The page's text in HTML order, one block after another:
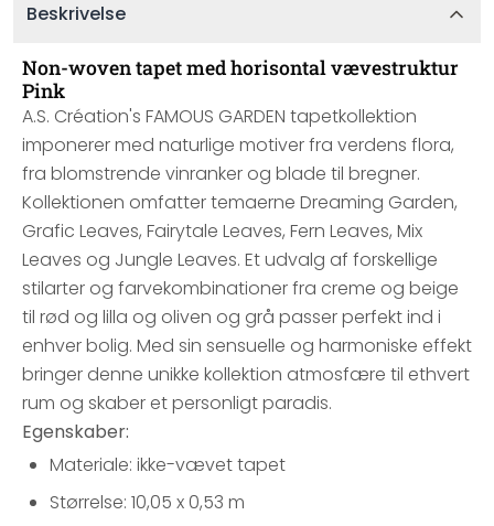
Beskrivelse
Non-woven tapet med horisontal vævestruktur
Pink
A.S. Création's FAMOUS GARDEN tapetkollektion
imponerer med naturlige motiver fra verdens flora,
fra blomstrende vinranker og blade til bregner.
Kollektionen omfatter temaerne Dreaming Garden,
Grafic Leaves, Fairytale Leaves, Fern Leaves, Mix
Leaves og Jungle Leaves. Et udvalg af forskellige
stilarter og farvekombinationer fra creme og beige
til rød og lilla og oliven og grå passer perfekt ind i
enhver bolig. Med sin sensuelle og harmoniske effekt
bringer denne unikke kollektion atmosfære til ethvert
rum og skaber et personligt paradis.
Egenskaber:
Materiale: ikke-vævet tapet
Størrelse: 10,05 x 0,53 m